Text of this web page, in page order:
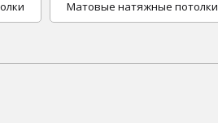
Матовые натяжные потолки